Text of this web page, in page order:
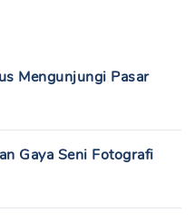
Mengunjungi Pasar
Gaya Seni Fotografi